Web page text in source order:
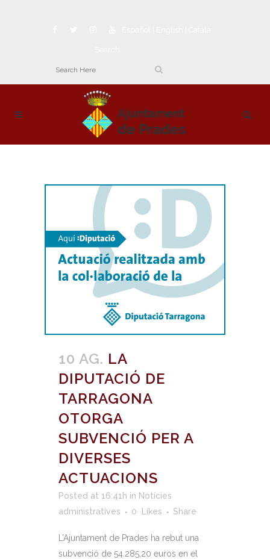
10 AG. LA
DIPUTACIÓ DE
TARRAGONA
OTORGA
SUBVENCIÓ PER A
DIVERSES
ACTUACIONS
Posted at 16:41h in Notícies
administratives
0 Likes Share
L’Ajuntament de Prades ha rebut una
subvenció de 54.285,20 euros en el